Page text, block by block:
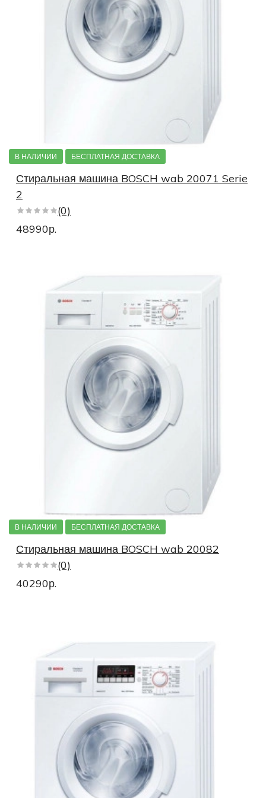
Стиральные машины 1200 оборотов
1000 оборотов 1400 оборотов 1500 оборотов
Стиральные машины с дозагрузкой
Стиральные машины с контролем пенообразования
Стиральные машины для стирки пуховиков
Стиральные машины с универсальным двигателем
Стиральные машины с автодозировкой моющего средств
Стиральные машины с режимом деликатной стирки
Стиральные машины с защитой от скачков напряжения
Стиральные машины с защитой от детей
Стиральные машины Home Professional
Узкие стиральные машины
6 серии 4 серии
2 серии Компактные стиральные машины
Стиральные машины с режимом Спортивная обувь
Стиральные машины с режимом Шерсть
Стиральные машины с функцией очистки барабана
Маленькие стиральные машины
Стиральные машины глубиной 60 см
Глубиной 44 см
Глубиной 55 см
В НАЛИЧИИ БЕСПЛАТНАЯ ДОСТАВКА
Стиральная машина BOSCH wab 20071 Serie
2
(0)
48990р.
В НАЛИЧИИ БЕСПЛАТНАЯ ДОСТАВКА
Стиральная машина BOSCH wab 20082
(0)
40290р.